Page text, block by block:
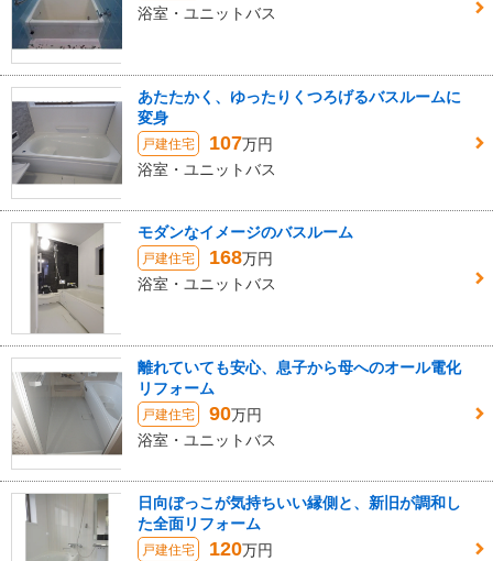
浴室・ユニットバス
あたたかく、ゆったりくつろげるバスルームに
変身
戸建住宅 107万円
浴室・ユニットバス
モダンなイメージのバスルーム
戸建住宅 168万円
浴室・ユニットバス
離れていても安心、息子から母へのオール電化
リフォーム
戸建住宅 90万円
浴室・ユニットバス
日向ぼっこが気持ちいい縁側と、新旧が調和し
た全面リフォーム
戸建住宅 120万円